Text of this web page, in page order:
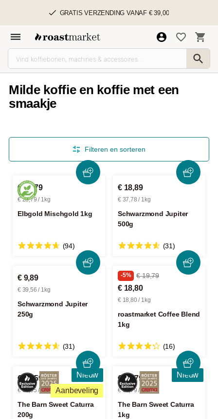
GRATIS VERZENDING VANAF € 39,00
Milde koffie en koffie met een
smaakje
Filteren en sorteren
€ 28,79
€ 28,79 / 1kg
Elbgold Mischgold 1kg
(94)
€ 18,89
€ 37,78 / 1kg
Schwarzmond Jupiter
500g
(31)
€ 9,89
€ 39,56 / 1kg
Schwarzmond Jupiter
250g
(31)
-5% € 19,79
€ 18,80
€ 18,80 / 1kg
roastmarket Coffee Blend
1kg
(16)
Nieuw
Aanbeveling
€ 13,59
€ 67,95 / 1kg
The Barn Sweet Caturra
200g
Nieuw
€ 62,79
€ 62,79 / 1kg
The Barn Sweet Caturra
1kg